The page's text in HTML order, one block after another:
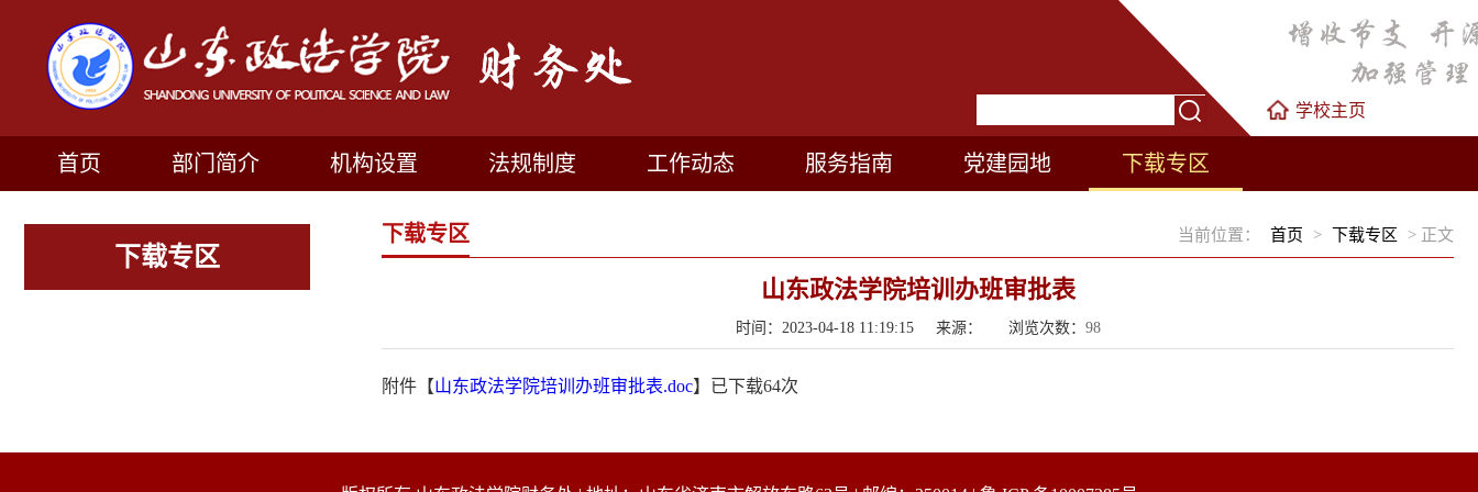
学校主页
首页 部门简介 机构设置 法规制度 工作动态 服务指南 党建园地 下载专区
下载专区
下载专区 当前位置： 首页 > 下载专区 > 正文
山东政法学院培训办班审批表
时间：2023-04-18 11:19:15 来源： 浏览次数： 98
附件【山东政法学院培训办班审批表.doc】已下载64次